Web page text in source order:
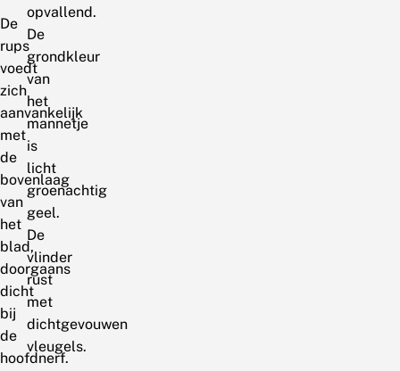
De
rups
voedt
zich
aanvankelijk
met
de
bovenlaag
van
het
blad,
doorgaans
dicht
bij
de
hoofdnerf.
opvallend.
De
grondkleur
van
het
mannetje
is
licht
groenachtig
geel.
De
vlinder
rust
met
dichtgevouwen
vleugels.